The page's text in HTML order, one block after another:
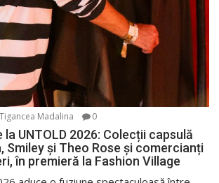
Tigancea Madalina 0
UNTOLD 2026: Colecții capsulă
Smiley și Theo Rose și comercianți
în premieră la Fashion Village